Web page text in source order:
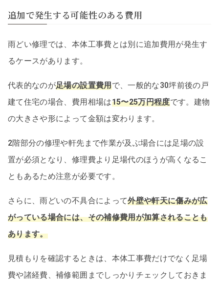
追加で発生する可能性のある費用
雨どい修理では、本体工事費とは別に追加費用が発生す
るケースがあります。
代表的なのが足場の設置費用で、一般的な30坪前後の戸
建て住宅の場合、費用相場は15〜25万円程度です。建物
の大きさや形によって金額は変わります。
2階部分の修理や軒先まで作業が及ぶ場合には足場の設
置が必須となり、修理費より足場代のほうが高くなるこ
ともあるため注意が必要です。
さらに、雨どいの不具合によって外壁や軒天に傷みが広
がっている場合には、その補修費用が加算されることも
あります。
見積もりを確認するときは、本体工事費だけでなく足場
費や諸経費、補修範囲までしっかりチェックしておきま